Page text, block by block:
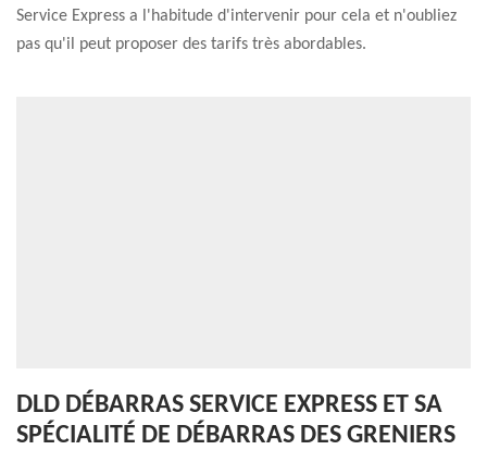
Service Express a l'habitude d'intervenir pour cela et n'oubliez
pas qu'il peut proposer des tarifs très abordables.
DLD DÉBARRAS SERVICE EXPRESS ET SA
SPÉCIALITÉ DE DÉBARRAS DES GRENIERS